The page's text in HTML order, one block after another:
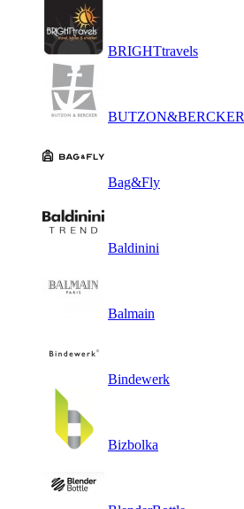
BRIGHTtravels
BUTZON&BERCKER
Bag&Fly
Baldinini
Balmain
Bindewerk
Bizbolka